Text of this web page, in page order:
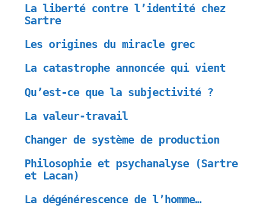
La liberté contre l’identité chez
Sartre
Les origines du miracle grec
La catastrophe annoncée qui vient
Qu’est-ce que la subjectivité ?
La valeur-travail
Changer de système de production
Philosophie et psychanalyse (Sartre
et Lacan)
La dégénérescence de l’homme…